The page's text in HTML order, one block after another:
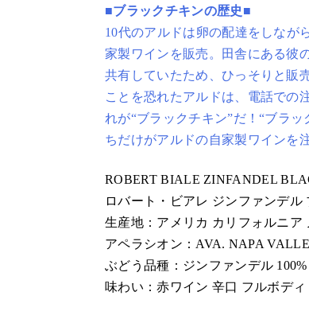
■ブラックチキンの歴史■
10代のアルドは卵の配達をしなが
家製ワインを販売。田舎にある彼
共有していたため、ひっそりと販
ことを恐れたアルドは、電話での
れが“ブラックチキン”だ！“ブラ
ちだけがアルドの自家製ワインを
ROBERT BIALE ZINFANDEL
ロバート・ビアレ ジンファンデ
生産地：アメリカ カリフォルニア
アペラシオン：AVA. NAPA
ぶどう品種：ジンファンデル 100%
味わい：赤ワイン 辛口 フルボディ